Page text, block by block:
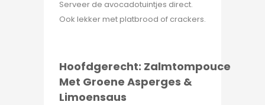
Serveer de avocadotuintjes direct.
Ook lekker met platbrood of crackers.
Hoofdgerecht: Zalmtompouce
Met Groene Asperges &
Limoensaus